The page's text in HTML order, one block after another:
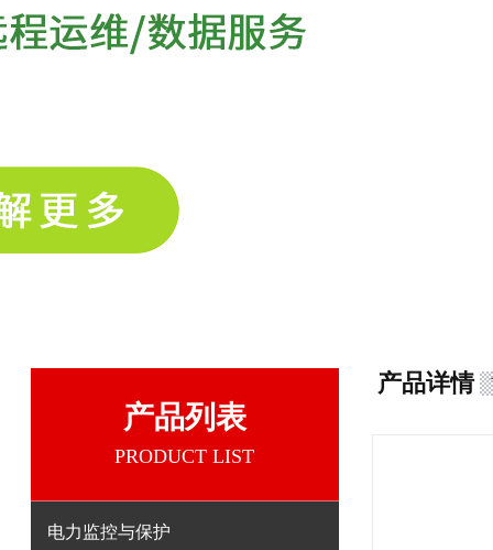
产品列表
PRODUCT LIST
电力监控与保护
产品详情